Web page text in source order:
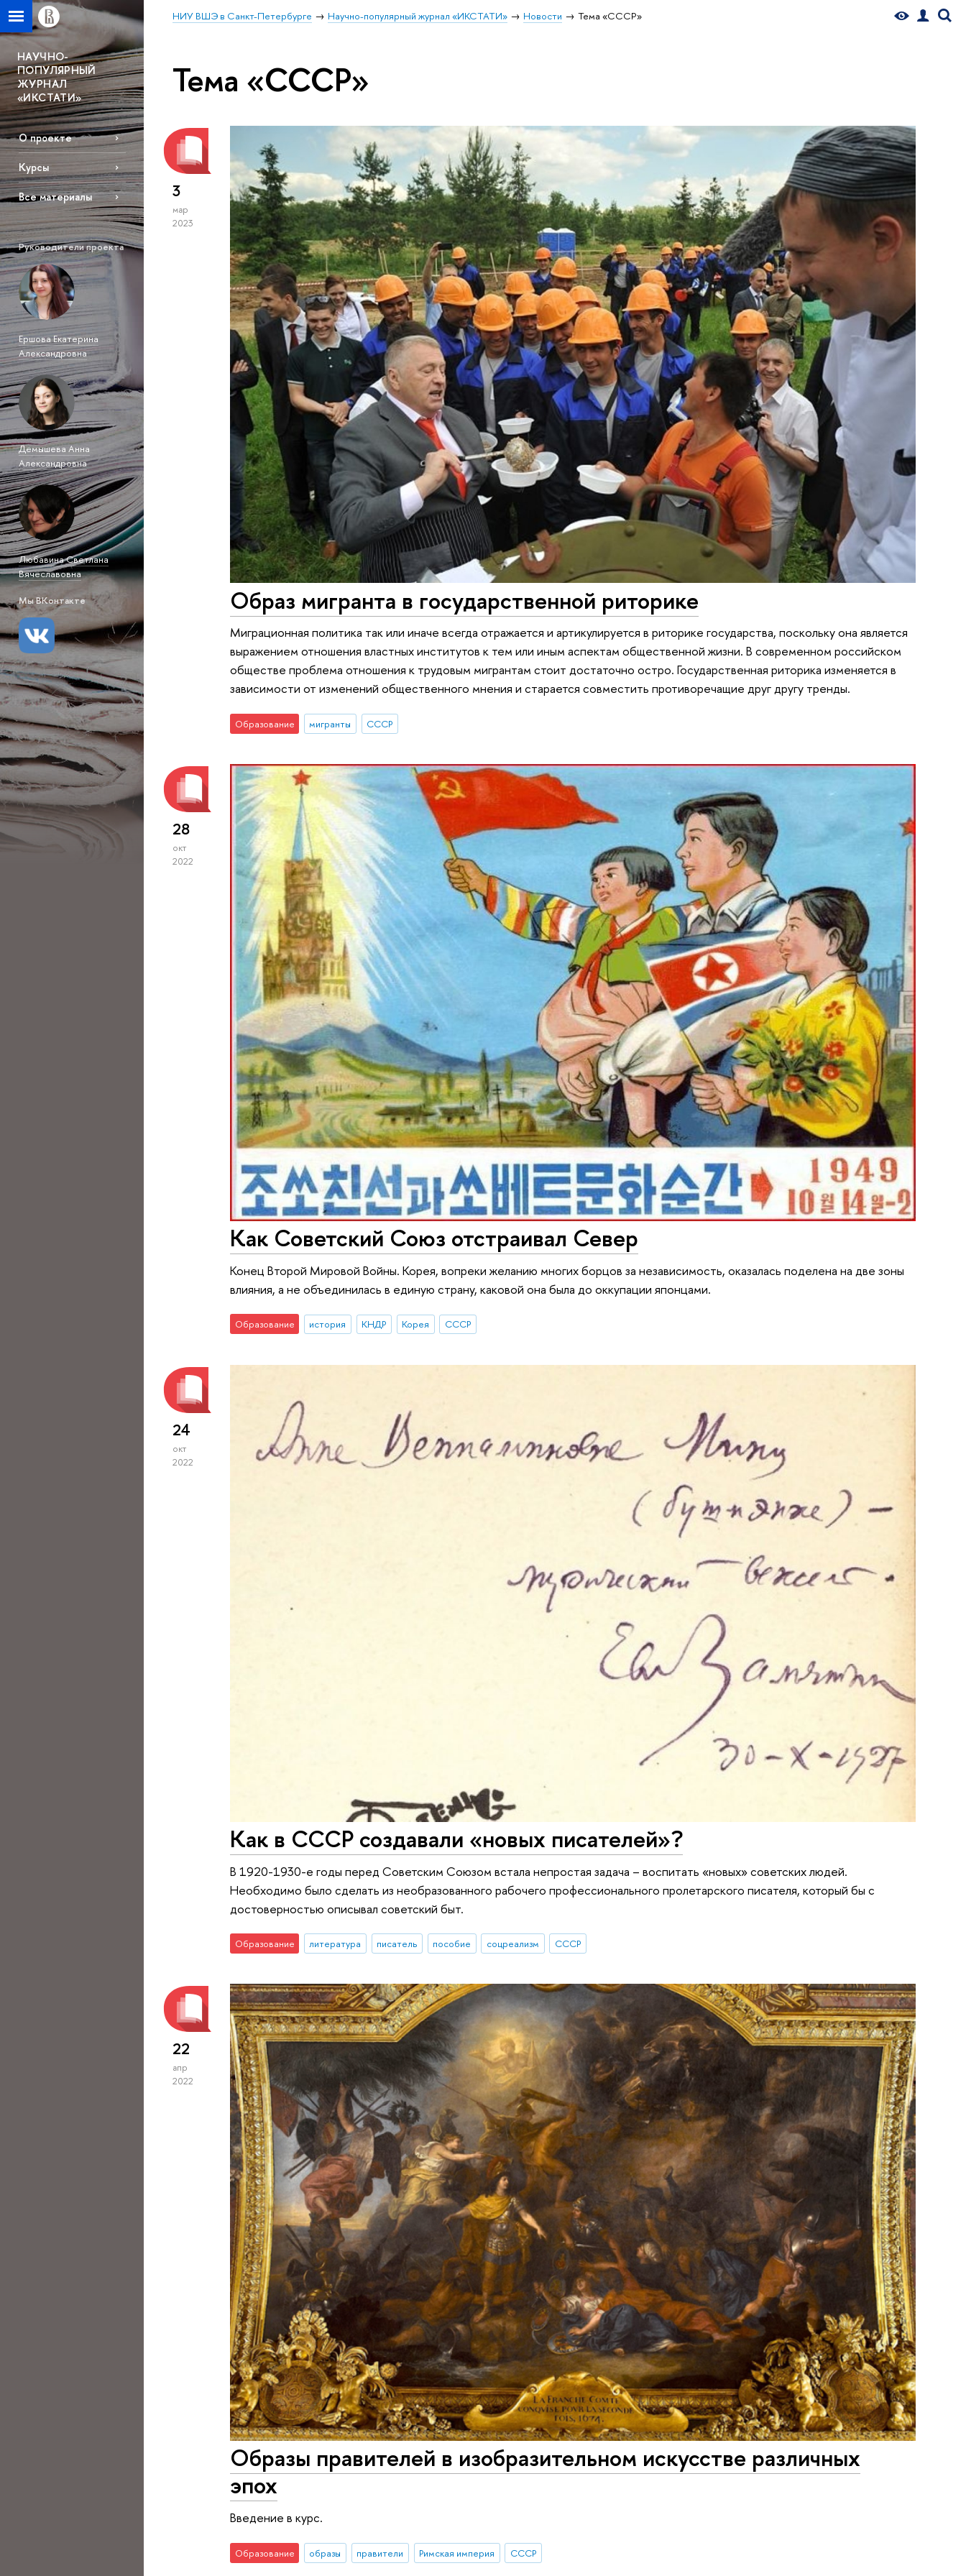
НИУ ВШЭ в Санкт-Петербурге Научно-популярный журнал «ИКСТАТИ» Новости Тема «СССР»
НАУЧНО-
ПОПУЛЯРНЫЙ
ЖУРНАЛ
«ИКСТАТИ»
О проекте
Курсы
Все материалы
Руководители проекта
Ершова Екатерина
Александровна
Демышева Анна
Александровна
Любавина Светлана
Вячеславовна
Мы ВКонтакте
Тема «СССР»
3
мар
2023
Образ мигранта в государственной риторике
Миграционная политика так или иначе всегда отражается и артикулируется в риторике государства, поскольку она является
выражением отношения властных институтов к тем или иным аспектам общественной жизни. В современном российском
обществе проблема отношения к трудовым мигрантам стоит достаточно остро. Государственная риторика изменяется в
зависимости от изменений общественного мнения и старается совместить противоречащие друг другу тренды.
Образование мигранты СССР
28
окт
2022
Как Советский Союз отстраивал Север
Конец Второй Мировой Войны. Корея, вопреки желанию многих борцов за независимость, оказалась поделена на две зоны
влияния, а не объединилась в единую страну, каковой она была до оккупации японцами.
Образование история КНДР Корея СССР
24
окт
2022
Как в СССР создавали «новых писателей»?
В 1920-1930-е годы перед Советским Союзом встала непростая задача – воспитать «новых» советских людей.
Необходимо было сделать из необразованного рабочего профессионального пролетарского писателя, который бы с
достоверностью описывал советский быт.
Образование литература писатель пособие соцреализм СССР
22
апр
2022
Образы правителей в изобразительном искусстве различных
эпох
Введение в курс.
Образование образы правители Римская империя СССР